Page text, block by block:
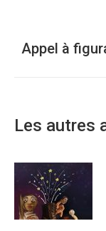
Appel à
Les autres